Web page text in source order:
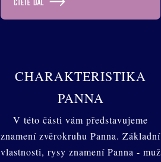
CHARAKTERISTIKA
PANNA
V této části vám představujeme
znamení zvěrokruhu Panna. Základní
vlastnosti, rysy znamení Panna - muž